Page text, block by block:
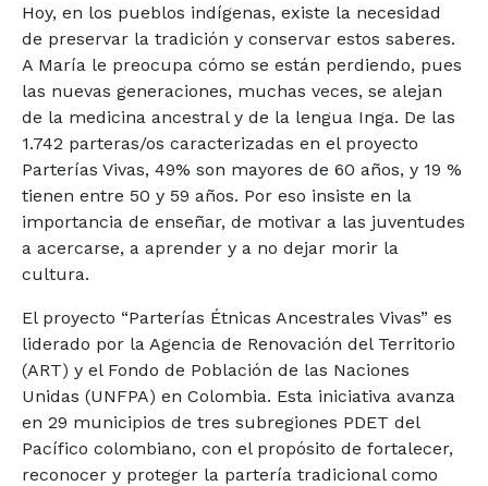
Hoy, en los pueblos indígenas, existe la necesidad
de preservar la tradición y conservar estos saberes.
A María le preocupa cómo se están perdiendo, pues
las nuevas generaciones, muchas veces, se alejan
de la medicina ancestral y de la lengua Inga. De las
1.742 parteras/os caracterizadas en el proyecto
Parterías Vivas, 49% son mayores de 60 años, y 19 %
tienen entre 50 y 59 años. Por eso insiste en la
importancia de enseñar, de motivar a las juventudes
a acercarse, a aprender y a no dejar morir la
cultura.
El proyecto “Parterías Étnicas Ancestrales Vivas” es
liderado por la Agencia de Renovación del Territorio
(ART) y el Fondo de Población de las Naciones
Unidas (UNFPA) en Colombia. Esta iniciativa avanza
en 29 municipios de tres subregiones PDET del
Pacífico colombiano, con el propósito de fortalecer,
reconocer y proteger la partería tradicional como